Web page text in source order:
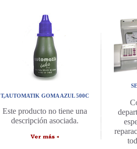
T,AUTOMATIK GOMA AZUL 500C
Este producto no tiene una
descripción asociada.